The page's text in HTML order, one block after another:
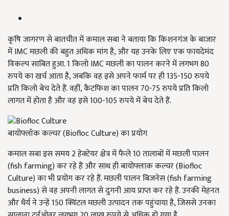
कृषि जागरण से बातचीत में कमाल सबा ने बताया कि किशनगंज के बाजार
में IMC मछली की बहुत अधिक मांग है, और यह उनके लिए एक फायदेमंद
विकल्प साबित हुआ. 1 किलो IMC मछली का पालन करने में लगभग 80
रुपये का खर्च आता है, जबकि वह इसे अपने फार्म पर ही 135-150 रुपये
प्रति किलो बेच देते हैं. वहीं, कैटफिश का पालन 70-75 रुपये प्रति किलो
लागत में होता है और वह इसे 100-105 रुपये में बेच देते हैं.
बायोफ्लॉक कल्चर (Biofloc Culture) का प्रयोग
कमाल सबा इस समय 2 हेक्टेयर क्षेत्र में फैले 10 तालाबों में मछली पालन
(fish farming) कर रहे हैं और साथ ही बायोफ्लाक कल्चर (Biofloc
Culture) का भी प्रयोग कर रहे हैं. मछली पालन बिजनेस (fish farming
business) से वह अपनी लागत से दुगनी आय प्राप्त कर रहे हैं. उनकी मेहनत
और धैर्य ने उन्हें 150 क्विंटल मछली उत्पादन तक पहुंचाया है, जिससे उनका